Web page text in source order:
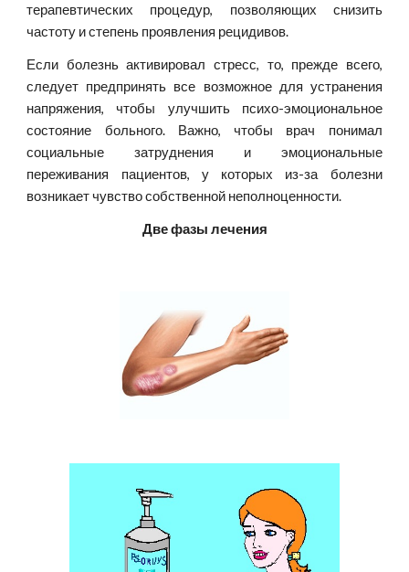
терапевтических процедур, позволяющих снизить
частоту и степень проявления рецидивов.
Если болезнь активировал стресс, то, прежде всего,
следует предпринять все возможное для устранения
напряжения, чтобы улучшить психо-эмоциональное
состояние больного. Важно, чтобы врач понимал
социальные затруднения и эмоциональные
переживания пациентов, у которых из-за болезни
возникает чувство собственной неполноценности.
Две фазы лечения